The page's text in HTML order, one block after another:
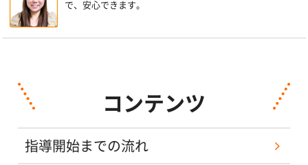
で、安心できます。
コンテンツ
指導開始までの流れ